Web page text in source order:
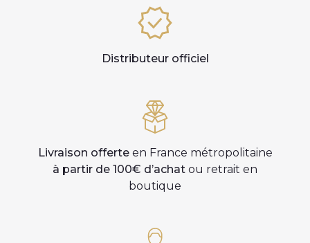
Distributeur officiel
Livraison offerteen France métropolitaine
à partir de 100€ d’achat ou retrait en
boutique